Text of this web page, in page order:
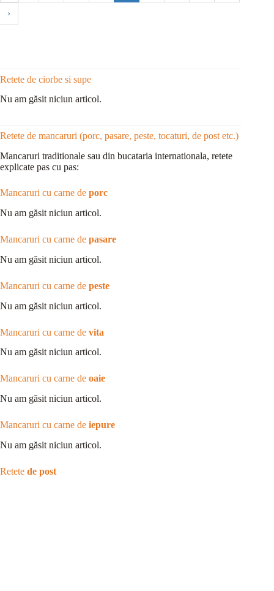
›
Retete de ciorbe si supe
Nu am găsit niciun articol.
Retete de mancaruri (porc, pasare, peste, tocaturi, de post etc.)
Mancaruri traditionale sau din bucataria internationala, retete
explicate pas cu pas:
Mancaruri cu carne de porc
Nu am găsit niciun articol.
Mancaruri cu carne de pasare
Nu am găsit niciun articol.
Mancaruri cu carne de peste
Nu am găsit niciun articol.
Mancaruri cu carne de vita
Nu am găsit niciun articol.
Mancaruri cu carne de oaie
Nu am găsit niciun articol.
Mancaruri cu carne de iepure
Nu am găsit niciun articol.
Retete de post